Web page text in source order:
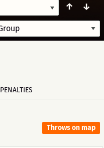
↑ ↓
PENALTIES
Throws on map